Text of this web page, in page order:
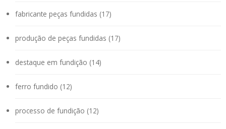
fabricante peças fundidas (17)
produção de peças fundidas (17)
destaque em fundição (14)
ferro fundido (12)
processo de fundição (12)